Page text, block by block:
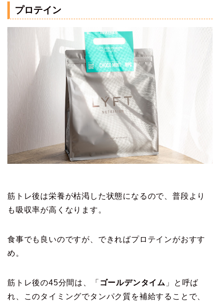
プロテイン
筋トレ後は栄養が枯渇した状態になるので、普段より
も吸収率が高くなります。
食事でも良いのですが、できればプロテインがおすす
め。
筋トレ後の45分間は、「 ゴールデンタイム 」と呼ば
れ、このタイミングでタンパク質を補給することで、